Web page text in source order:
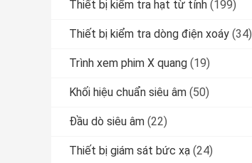
Thiết bị kiểm tra hạt từ tính (199)
Thiết bị kiểm tra dòng điện xoáy (34)
Trình xem phim X quang (19)
Khối hiệu chuẩn siêu âm (50)
Đầu dò siêu âm (22)
Thiết bị giám sát bức xạ (24)